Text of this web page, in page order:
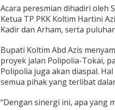
n
a
n
d
i
K
e
m
a
u
Acara peresmian dihadiri oleh
Ketua TP PKK Koltim Hartini
Kadir dan Arham, serta
Bupati Koltim Abd Azis
proyek jalan Polipolia-Tokai,
Polipolia juga akan diaspal.
semua pihak yang terlibat
“Dengan sinergi ini, apa yang